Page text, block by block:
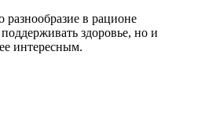
в рационе
здоровье, но и
интересным.